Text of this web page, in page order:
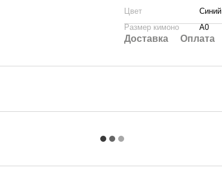
Цвет
Синий
Размер кимоно
A0
Доставка Оплата